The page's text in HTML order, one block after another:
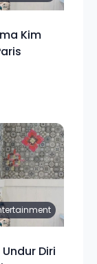
Kim
Diri